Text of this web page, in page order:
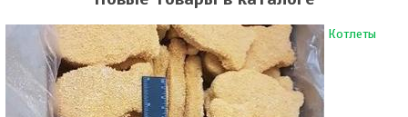
Котлеты